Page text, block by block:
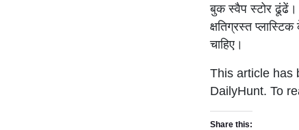
बुक स्वैप स्टोर ढूंढें।
क्षतिग्रस्त
चाहिए।
This article has
DailyHunt. To
Share this: